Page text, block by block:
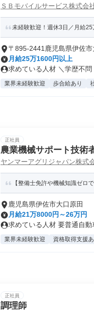
ＳＢモバイルサービス株式会
未経験歓迎！週休3日／月給
〒895-2441鹿児島県伊佐市
月給25万1600円以上
求めている人材 ＼学歴不
業界未経験歓迎 歩合給あり
正社員
農業機械サポート技術
ヤンマーアグリジャパン株式
【整備士免許や機械知識ゼロ
鹿児島県伊佐市大口原田
月給21万8000円～26万円
求めている人材 要普通自動
業界未経験歓迎 資格取得支援あ
正社員
調理師